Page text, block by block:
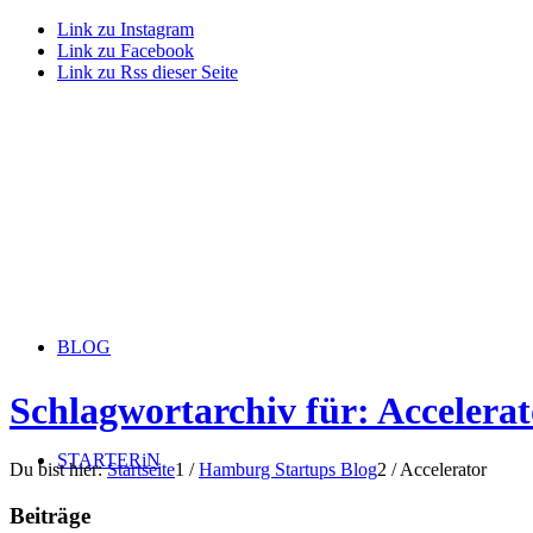
Link zu Instagram
Link zu Facebook
Link zu Rss dieser Seite
BLOG
STARTERiN
Schlagwortarchiv für:
Du bist hier: Startseite1 / Hamburg Startups Blog2 / Accelerator
Beiträge